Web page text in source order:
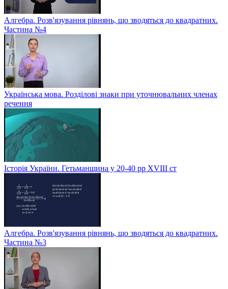
Алгебра. Розв'язування рівнянь, що зводяться до квадратних.
Частина №4
Українська мова. Розділові знаки при уточнювальних членах
речення
Історія України. Гетьманщина у 20-40 рр ХVIIІ ст
Алгебра. Розв'язування рівнянь, що зводяться до квадратних.
Частина №3